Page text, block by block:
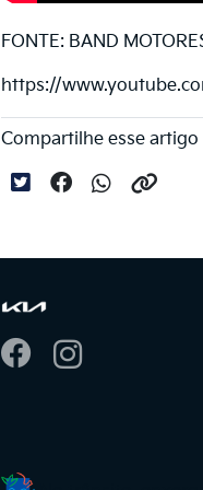
FONTE: BAND
https://
Compartilhe esse artigo